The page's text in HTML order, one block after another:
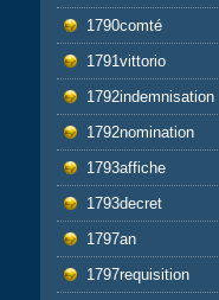
1790comté
1791vittorio
1792indemnisation
1792nomination
1793affiche
1793decret
1797an
1797requisition